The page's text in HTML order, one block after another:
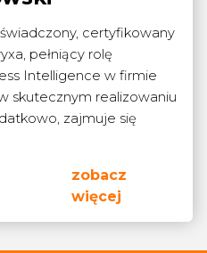
certyfikowany
pełniący rolę
Intelligence w firmie
skutecznym realizowaniu
zajmuje się
zobacz
więcej